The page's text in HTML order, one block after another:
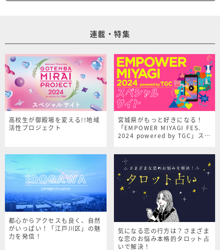
連載・特集
高校生が御殿場を変える!!地域
活性プロジェクト
宮城県がもっと好きになる！
「EMPOWER MIYAGI FES.
2024 powered by TGC」スペ
都心からアクセスも良く、自然
がいっぱい！「江戸川区」の魅
力を発信！
気になる恋の行方は？さまざま
な恋のお悩み本格的タロット占
いで解決！